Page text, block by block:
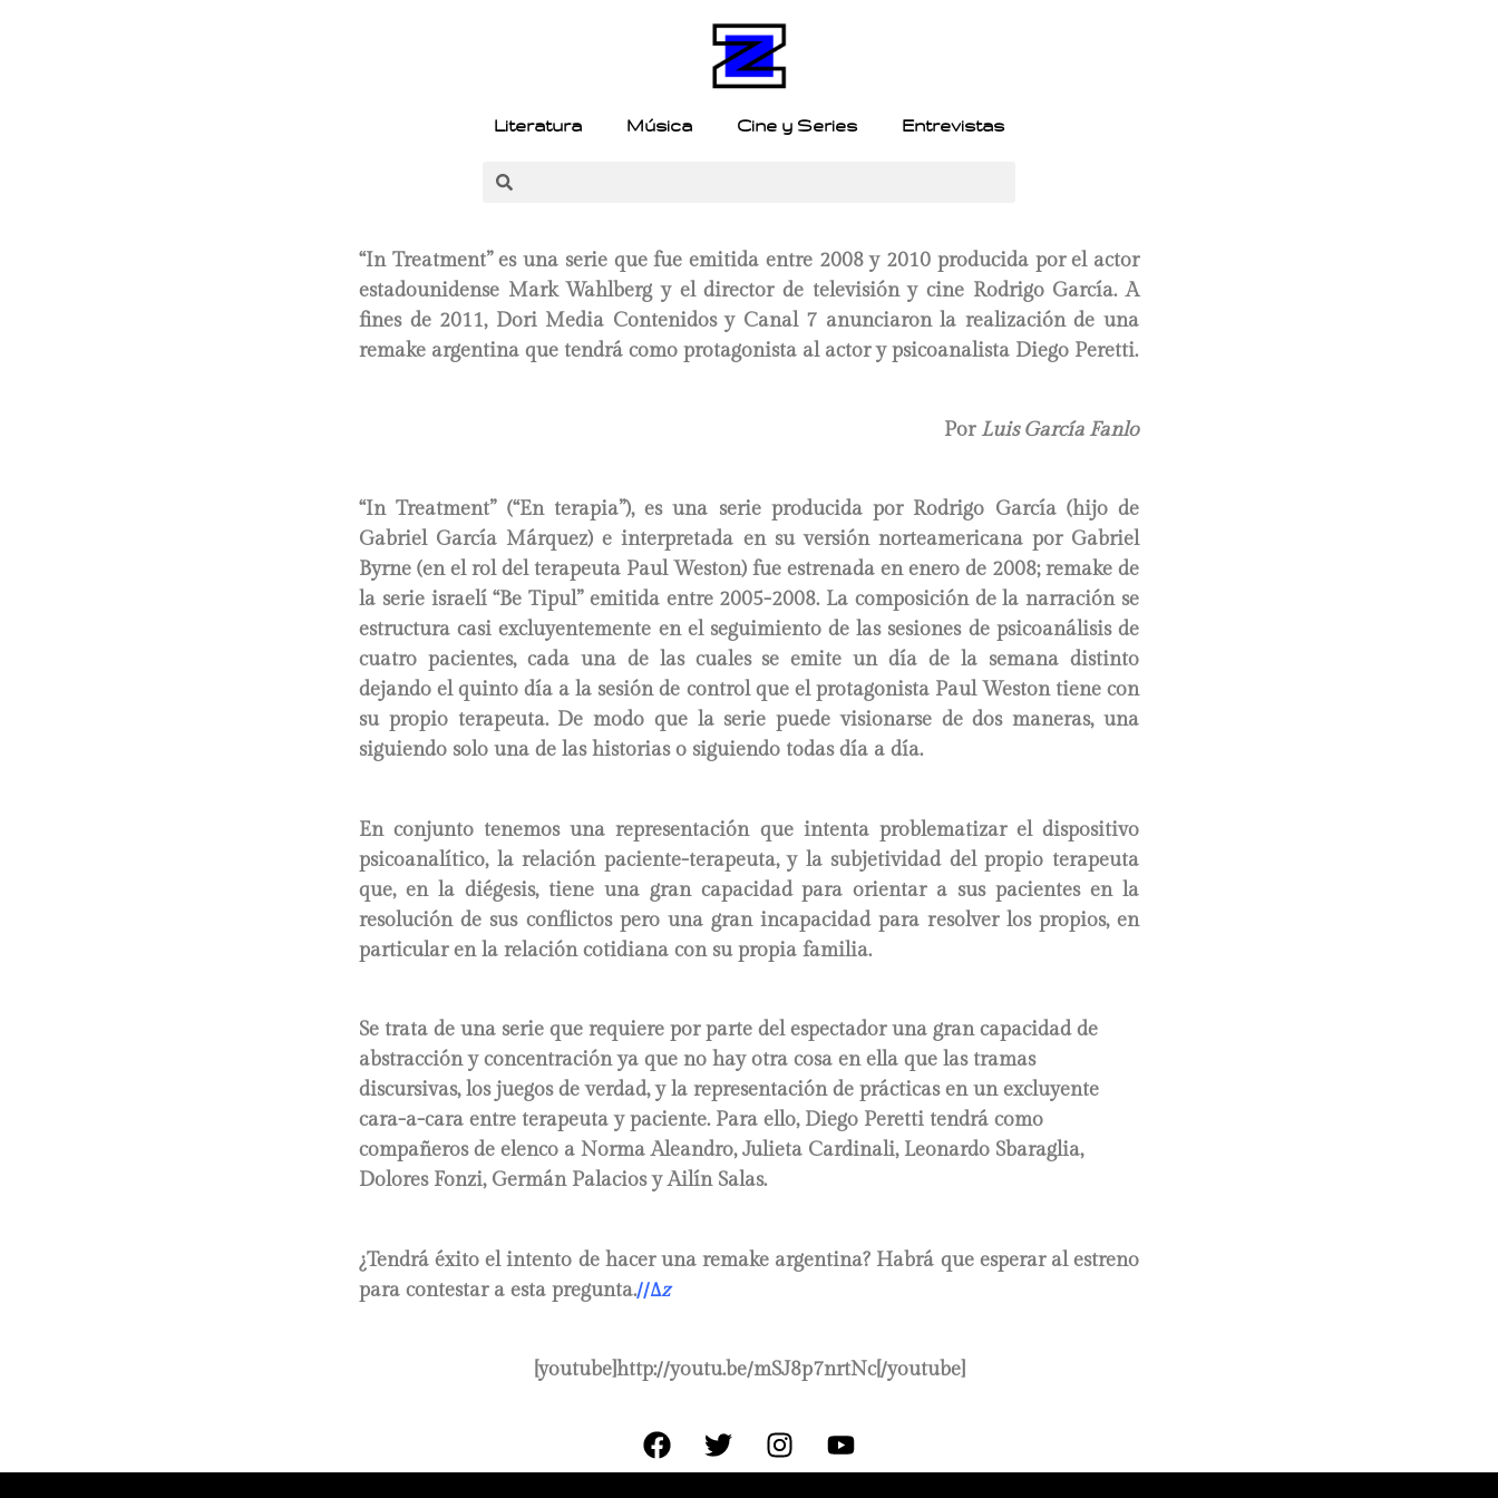
Literatura Música Cine y Series Entrevistas
“In Treatment” es una serie que fue emitida entre 2008 y 2010 producida por el actor
estadounidense Mark Wahlberg y el director de televisión y cine Rodrigo García. A
fines de 2011, Dori Media Contenidos y Canal 7 anunciaron la realización de una
remake argentina que tendrá como protagonista al actor y psicoanalista Diego Peretti.
Por Luis García Fanlo
“In Treatment” (“En terapia”), es una serie producida por Rodrigo García (hijo de
Gabriel García Márquez) e interpretada en su versión norteamericana por Gabriel
Byrne (en el rol del terapeuta Paul Weston) fue estrenada en enero de 2008; remake de
la serie israelí “Be Tipul” emitida entre 2005-2008. La composición de la narración se
estructura casi excluyentemente en el seguimiento de las sesiones de psicoanálisis de
cuatro pacientes, cada una de las cuales se emite un día de la semana distinto
dejando el quinto día a la sesión de control que el protagonista Paul Weston tiene con
su propio terapeuta. De modo que la serie puede visionarse de dos maneras, una
siguiendo solo una de las historias o siguiendo todas día a día.
En conjunto tenemos una representación que intenta problematizar el dispositivo
psicoanalítico, la relación paciente-terapeuta, y la subjetividad del propio terapeuta
que, en la diégesis, tiene una gran capacidad para orientar a sus pacientes en la
resolución de sus conflictos pero una gran incapacidad para resolver los propios, en
particular en la relación cotidiana con su propia familia.
Se trata de una serie que requiere por parte del espectador una gran capacidad de
abstracción y concentración ya que no hay otra cosa en ella que las tramas
discursivas, los juegos de verdad, y la representación de prácticas en un excluyente
cara-a-cara entre terapeuta y paciente. Para ello, Diego Peretti tendrá como
compañeros de elenco a Norma Aleandro, Julieta Cardinali, Leonardo Sbaraglia,
Dolores Fonzi, Germán Palacios y Ailín Salas.
¿Tendrá éxito el intento de hacer una remake argentina? Habrá que esperar al estreno
para contestar a esta pregunta.//∆z
[youtube]http://youtu.be/mSJ8p7nrtNc[/youtube]